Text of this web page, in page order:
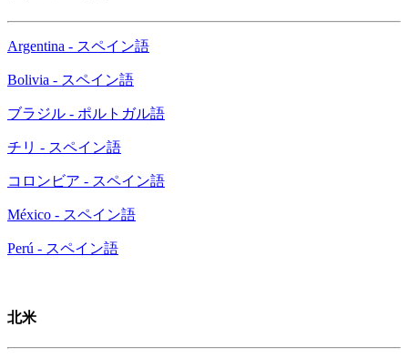
Argentina - スペイン語
Bolivia - スペイン語
ブラジル - ポルトガル語
チリ - スペイン語
コロンビア - スペイン語
México - スペイン語
Perú - スペイン語
北米